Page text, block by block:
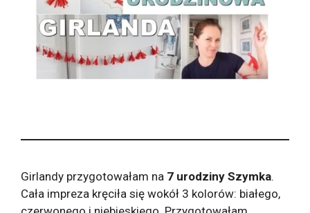
Girlandy przygotowałam na 7 urodziny Szymka.
Cała impreza kręciła się wokół 3 kolorów: białego,